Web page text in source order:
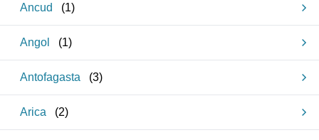
Ancud (1)
Angol (1)
Antofagasta (3)
Arica (2)